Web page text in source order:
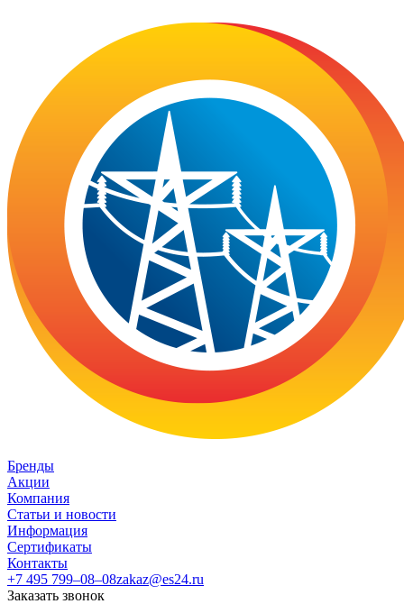
Бренды
Акции
Компания
Статьи и новости
Информация
Сертификаты
Контакты
+7 495 799–08–08zakaz@es24.ru
Заказать звонок